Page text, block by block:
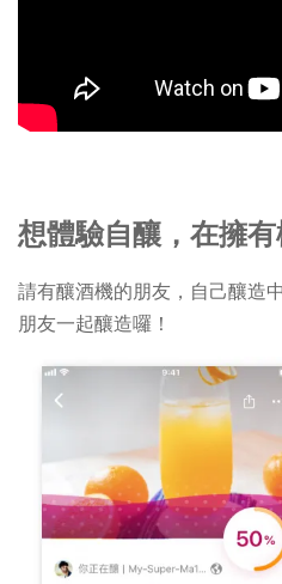
想體驗自釀，在擁
請有釀酒機的朋友，自己釀造
朋友一起釀造囉！